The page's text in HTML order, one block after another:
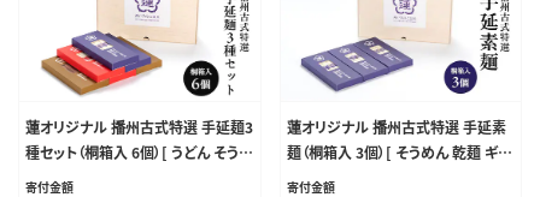
蓮オリジナル 播州古式特選 手延麺3
種セット（桐箱入 6個）[ うどん そうめ
ん そば 乾麺 ギフト 贈答 兵庫県 姫
寄付金額
蓮オリジナル 播州古式特選 手延素
麺（桐箱入 3個）[ そうめん 乾麺 ギフ
ト 贈答 兵庫県 姫路市 ]
寄付金額